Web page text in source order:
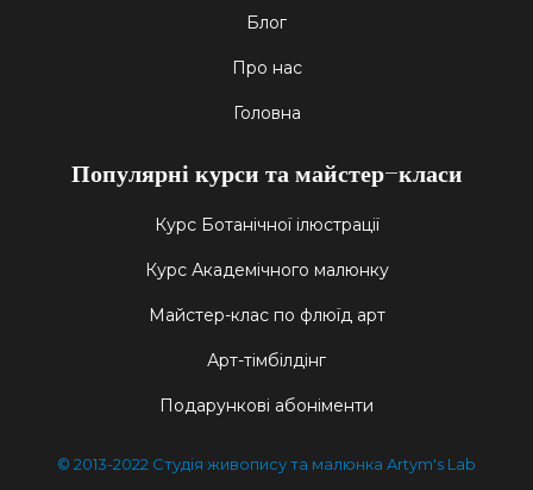
Блог
Про нас
Головна
Популярні курси та майстер-класи
Курс Ботанічної ілюстрації
Курс Академічного малюнку
Майстер-клас по флюїд арт
Арт-тімбілдінг
Подарункові абоніменти
© 2013-2022 Студія живопису та малюнка Artym's Lab